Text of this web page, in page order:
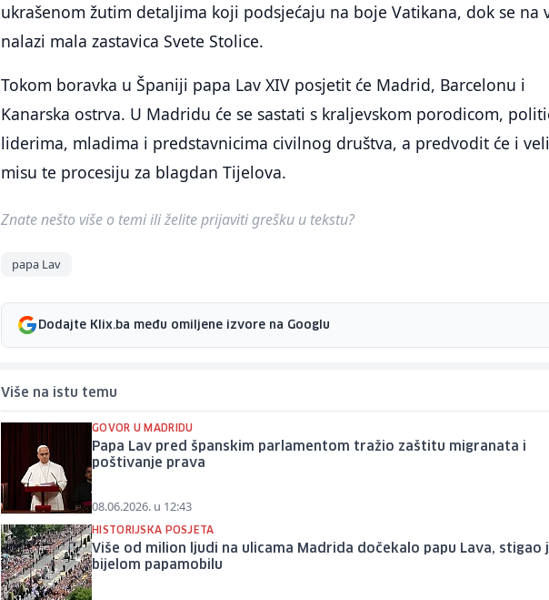
ukrašenom žutim detaljima koji podsjećaju na boje Vatikana, dok se na
nalazi mala zastavica Svete Stolice.
Tokom boravka u Španiji papa Lav XIV posjetit će Madrid, Barcelonu i
Kanarska ostrva. U Madridu će se sastati s kraljevskom porodicom,
liderima, mladima i predstavnicima civilnog društva, a predvodit će i
misu te procesiju za blagdan Tijelova.
Znate nešto više o temi ili želite prijaviti grešku u tekstu?
papa Lav
Dodajte Klix.ba među omiljene izvore na Googlu
Više na istu temu
GOVOR U MADRIDU
Papa Lav pred španskim parlamentom tražio zaštitu migranata i
poštivanje prava
08.06.2026. u 12:43
HISTORIJSKA POSJETA
Više od milion ljudi na ulicama Madrida dočekalo papu Lava, stigao
bijelom papamobilu